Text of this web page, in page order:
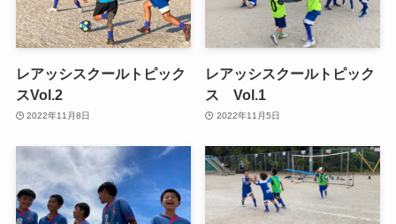
レアッシスクールトピック
スVol.2
2022年11月8日
レアッシスクールトピック
ス Vol.1
2022年11月5日